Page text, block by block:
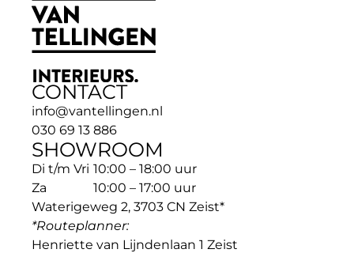
CONTACT
info@vantellingen.nl
030 69 13 886
SHOWROOM
Di t/m Vri
Za
10:00 – 18:00 uur
10:00 – 17:00 uur
Waterigeweg 2, 3703 CN Zeist*
*Routeplanner:
Henriette van Lijndenlaan 1 Zeist